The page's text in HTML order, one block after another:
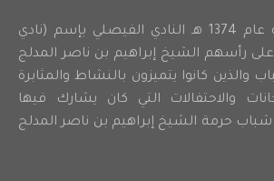
أسس شباب حرمه عام 1374 هـ النادي الفيصلي بإسم (نادي
رأسهم الشيخ إبراهيم بن ناصر المدلج
كانوا يتميزون بالنشاط والمثابرة
والاحتفالات التي كان يشارك فيها
حرمة الشيخ إبراهيم بن ناصر المدلج